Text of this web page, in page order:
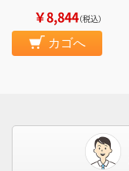
￥8,844（税込）
カゴへ